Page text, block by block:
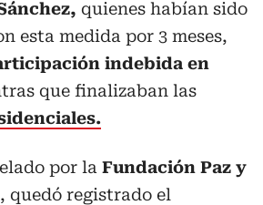
quienes habían sido
esta medida por 3 meses,
indebida en
que finalizaban las
por la Fundación Paz y
, quedó registrado el